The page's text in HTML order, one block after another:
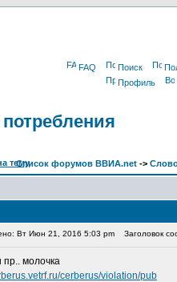
FAQ Поиск
Профиль
Список форумов ВВИА.net ->
Вт Июн 21, 2016 5:03 pm Заголовок
пр.. молочка
cerberus/violation/pub